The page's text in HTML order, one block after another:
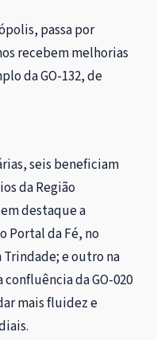
passa por
recebem melhorias
da GO-132, de
seis beneficiam
da Região
destaque a
Portal da Fé, no
e outro na
da GO-020
mais fluidez e